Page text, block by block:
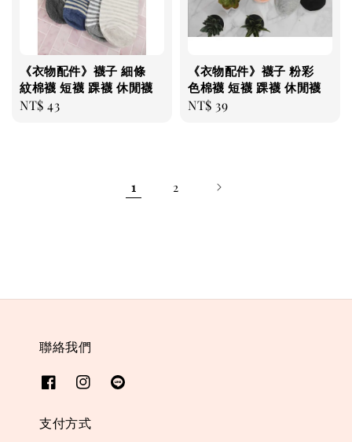
《衣物配件》襪子 細條
紋棉襪 短襪 踝襪 休閒襪
Regular
NT$ 43
《衣物配件》襪子 粉彩
色棉襪 短襪 踝襪 休閒襪
Regular
NT$ 39
1 2
聯絡我們
支付方式